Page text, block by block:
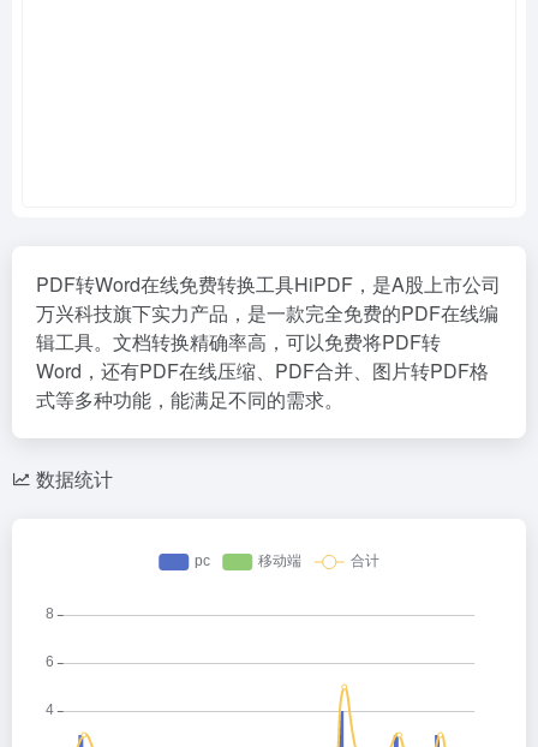
PDF转Word在线免费转换工具HiPDF，是A股上市公司
万兴科技旗下实力产品，是一款完全免费的PDF在线编
辑工具。文档转换精确率高，可以免费将PDF转
Word，还有PDF在线压缩、PDF合并、图片转PDF格
式等多种功能，能满足不同的需求。
数据统计